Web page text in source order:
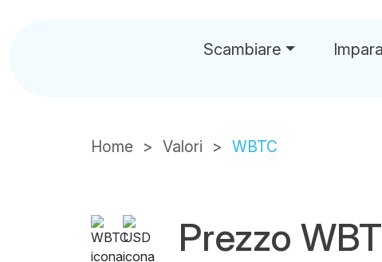
Scambiare
Home Valori WBTC
Prezzo